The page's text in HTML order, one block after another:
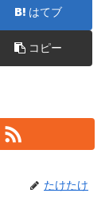
はてブ
コピー
たけたけ